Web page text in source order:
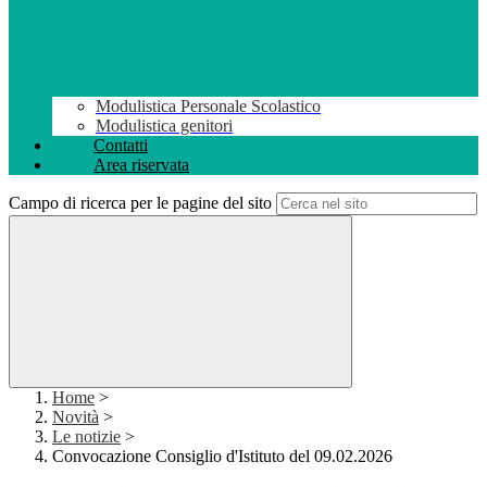
Modulistica Personale Scolastico
Modulistica genitori
Contatti
Area riservata
Campo di ricerca per le pagine del sito
Home >
Novità >
Le notizie >
Convocazione Consiglio d'Istituto del 09.02.2026